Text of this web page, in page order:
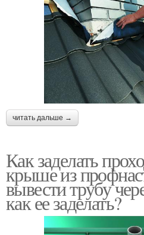
читать дальше →
Как заделать
крыше из
вывести трубу
как ее заделать?